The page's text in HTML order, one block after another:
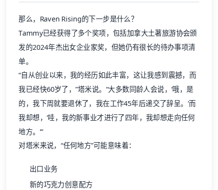
那么，Raven Rising的下一步是什么？
Tammy已经获得了多个奖项，包括加拿大土著旅游协会颁
发的2024年杰出女企业家奖，但她仍有很长的待办事项清
单。
“自从创业以来，我的经历如此丰富，这让我感到震撼，而
我已经快60岁了，”塔米说。“大多数同龄人会说，‘哦，是
的，我下周就要退休了，我在工作45年后递交了辞呈。’而
我却想，‘哇，我的新事业才进行了四年，我却想走向任何
地方。’”
对塔米来说，“任何地方”可能意味着：
出口业务
新的巧克力创意配方